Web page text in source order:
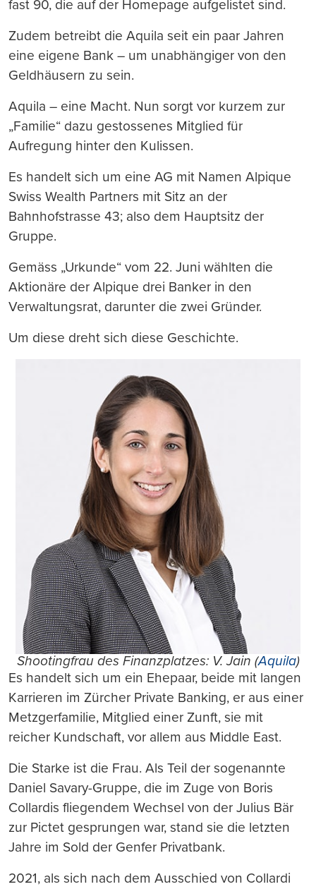
fast 90, die auf der Homepage aufgelistet sind.
Zudem betreibt die Aquila seit ein paar Jahren
eine eigene Bank – um unabhängiger von den
Geldhäusern zu sein.
Aquila – eine Macht. Nun sorgt vor kurzem zur
„Familie“ dazu gestossenes Mitglied für
Aufregung hinter den Kulissen.
Es handelt sich um eine AG mit Namen Alpique
Swiss Wealth Partners mit Sitz an der
Bahnhofstrasse 43; also dem Hauptsitz der
Gruppe.
Gemäss „Urkunde“ vom 22. Juni wählten die
Aktionäre der Alpique drei Banker in den
Verwaltungsrat, darunter die zwei Gründer.
Um diese dreht sich diese Geschichte.
Shootingfrau des Finanzplatzes: V. Jain (Aquila)
Es handelt sich um ein Ehepaar, beide mit langen
Karrieren im Zürcher Private Banking, er aus einer
Metzgerfamilie, Mitglied einer Zunft, sie mit
reicher Kundschaft, vor allem aus Middle East.
Die Starke ist die Frau. Als Teil der sogenannte
Daniel Savary-Gruppe, die im Zuge von Boris
Collardis fliegendem Wechsel von der Julius Bär
zur Pictet gesprungen war, stand sie die letzten
Jahre im Sold der Genfer Privatbank.
2021, als sich nach dem Ausschied von Collardi